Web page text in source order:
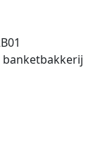
banketbakkerij